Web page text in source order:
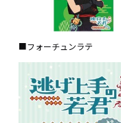
■フォーチュンラテ